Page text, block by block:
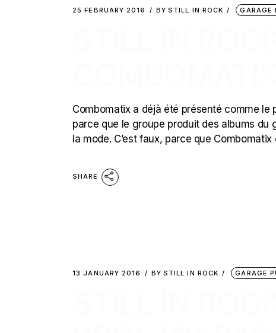
25 FEBRUARY 2016 BY STILL IN ROCK GARAGE
Combomatix a déjà été présenté comme le
parce que le groupe produit des albums
la mode. C’est faux, parce que
SHARE
13 JANUARY 2016 BY STILL IN ROCK GARAGE